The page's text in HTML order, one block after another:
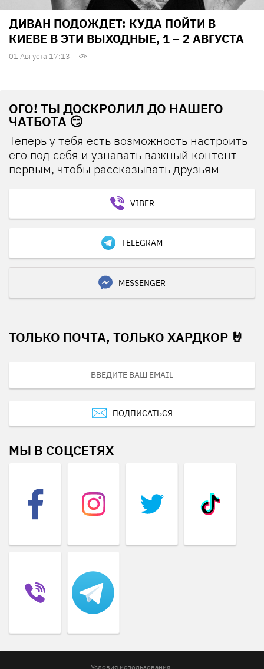
ДИВАН ПОДОЖДЕТ: КУДА ПОЙТИ В
КИЕВЕ В ЭТИ ВЫХОДНЫЕ, 1 – 2 АВГУСТА
01 Августа 17:13
ОГО! ТЫ ДОСКРОЛИЛ ДО НАШЕГО
ЧАТБОТА 😏
Теперь у тебя есть возможность настроить
его под себя и узнавать важный контент
первым, чтобы рассказывать друзьям
VIBER
TELEGRAM
MESSENGER
ТОЛЬКО ПОЧТА, ТОЛЬКО ХАРДКОР 🤘
ПОДПИСАТЬСЯ
МЫ В СОЦСЕТЯХ
Условия использования